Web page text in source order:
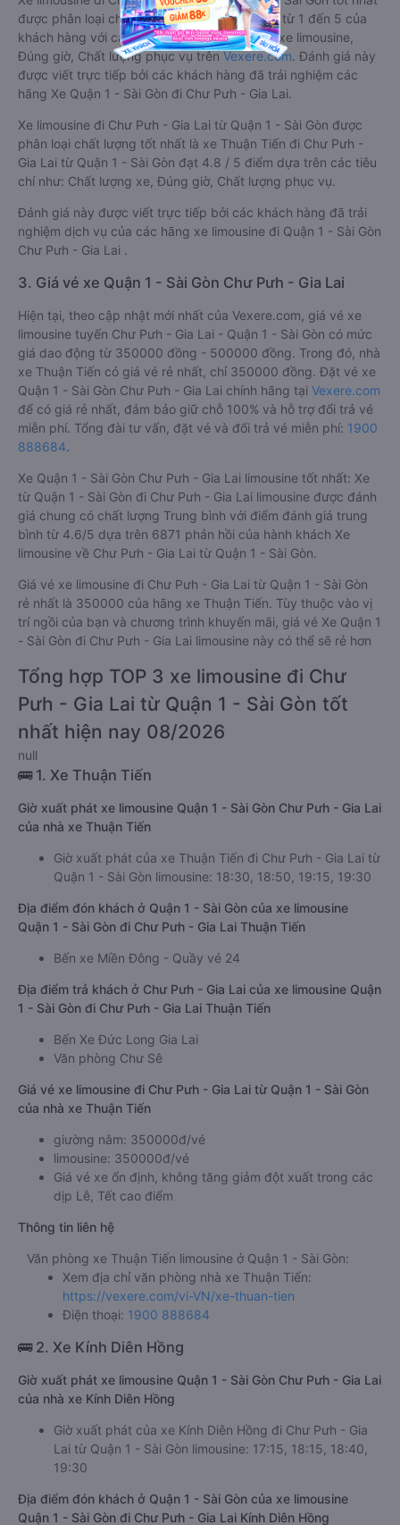
2. Về chất lượng, review, đánh giá nhà xe Quận 1 -
Sài Gòn Chư Pưh - Gia Lai limousine
Xe limousine đi Chư Pưh - Gia Lai từ Quận 1 - Sài Gòn tốt nhất
được phân loại chất lượng dựa trên đánh giá từ 1 đến 5 của
khách hàng với các tiêu chí như: Chất lượng xe limousine,
Đúng giờ, Chất lượng phục vụ trênVexere.com. Đánh giá này
được viết trực tiếp bởi các khách hàng đã trải nghiệm các
hãng Xe Quận 1 - Sài Gòn đi Chư Pưh - Gia Lai.
Xe limousine đi Chư Pưh - Gia Lai từ Quận 1 - Sài Gòn được
phân loại chất lượng tốt nhất là xe Thuận Tiến đi Chư Pưh -
Gia Lai từ Quận 1 - Sài Gòn đạt 4.8 / 5 điểm dựa trên các tiêu
chí như: Chất lượng xe, Đúng giờ, Chất lượng phục vụ.
Đánh giá này được viết trực tiếp bởi các khách hàng đã trải
nghiệm dịch vụ của các hãng xe limousine đi Quận 1 - Sài Gòn
Chư Pưh - Gia Lai .
3. Giá vé xe Quận 1 - Sài Gòn Chư Pưh - Gia Lai
Hiện tại, theo cập nhật mới nhất của Vexere.com, giá vé xe
limousine tuyến Chư Pưh - Gia Lai - Quận 1 - Sài Gòn có mức
giá dao động từ 350000 đồng - 500000 đồng. Trong đó, nhà
xe Thuận Tiến có giá vé rẻ nhất, chỉ 350000 đồng. Đặt vé xe
Quận 1 - Sài Gòn Chư Pưh - Gia Lai chính hãng tại
để có giá rẻ nhất, đảm bảo giữ chỗ 100% và hỗ trợ đổi trả vé
miễn phí. Tổng đài tư vấn, đặt vé và đổi trả vé miễn phí: 1900
888684.
Xe Quận 1 - Sài Gòn Chư Pưh - Gia Lai limousine tốt nhất: Xe
từ Quận 1 - Sài Gòn đi Chư Pưh - Gia Lai limousine được đánh
giá chung có chất lượng Trung bình với điểm đánh giá trung
bình từ 4.6/5 dựa trên 6871 phản hồi của hành khách Xe
limousine về Chư Pưh - Gia Lai từ Quận 1 - Sài Gòn.
Giá vé xe limousine đi Chư Pưh - Gia Lai từ Quận 1 - Sài Gòn
rẻ nhất là 350000 của hãng xe Thuận Tiến. Tùy thuộc vào vị
trí ngồi của bạn và chương trình khuyến mãi, giá vé Xe Quận 1
- Sài Gòn đi Chư Pưh - Gia Lai limousine này có thể sẽ rẻ hơn
Tổng hợp TOP 3 xe limousine đi Chư
Pưh - Gia Lai từ Quận 1 - Sài Gòn tốt
nhất hiện nay 08/2026
null
🚌 1. Xe Thuận Tiến
Giờ xuất phát xe limousine Quận 1 - Sài Gòn Chư Pưh - Gia Lai
Giờ xuất phát của xe Thuận Tiến đi Chư Pưh - Gia Lai từ
Quận 1 - Sài Gòn đi Chư Pưh - Gia Lai Thuận Tiến
Địa điểm trả khách ở Chư Pưh - Gia Lai của xe limousine Quận
Bến Xe Đức Long Gia Lai
Giá vé xe limousine đi Chư Pưh - Gia Lai từ Quận 1 - Sài Gòn
của nhà xe Thuận Tiến
giường nằm: 350000đ/vé
limousine: 350000đ/vé
dịp Lễ, Tết cao điểm
Thông tin liên hệ
Văn phòng xe Thuận Tiến limousine ở Quận 1 - Sài Gòn:
Xem địa chỉ văn phòng nhà xe Thuận Tiến:
https://vexere.com/vi-VN/xe-thuan-tien
Điện thoại:1900 888684
🚌 2. Xe Kính Diên Hồng
Giờ xuất phát xe limousine Quận 1 - Sài Gòn Chư Pưh - Gia Lai
của nhà xe Kính Diên Hồng
Giờ xuất phát của xe Kính Diên Hồng đi Chư Pưh - Gia
Lai từ Quận 1 - Sài Gòn limousine: 17:15, 18:15, 18:40,